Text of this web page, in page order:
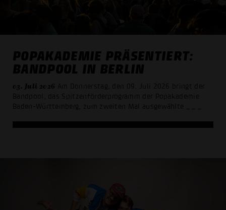
POPAKADEMIE PRÄSENTIERT:
BANDPOOL IN BERLIN
03. Juli 2026 Am Donnerstag, den 09. Juli 2026 bringt der
Bandpool, das Spitzenförderprogramm der Popakademie
Baden-Württemberg, zum zweiten Mal ausgewählte